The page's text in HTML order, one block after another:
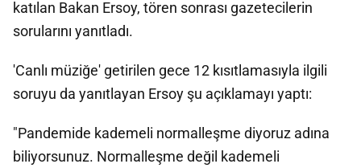
katılan Bakan Ersoy, tören sonrası gazetecilerin
sorularını yanıtladı.
'Canlı müziğe' getirilen gece 12 kısıtlamasıyla ilgili
soruyu da yanıtlayan Ersoy şu açıklamayı yaptı:
"Pandemide kademeli normalleşme diyoruz adına
biliyorsunuz. Normalleşme değil kademeli